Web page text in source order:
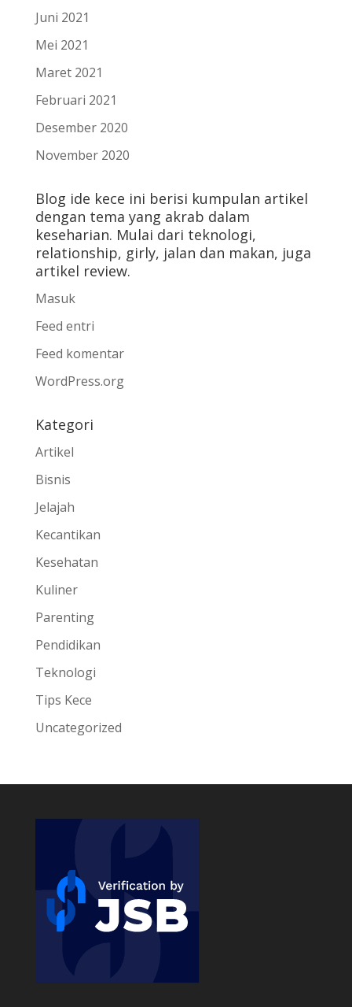
Juni 2021
Mei 2021
Maret 2021
Februari 2021
Desember 2020
November 2020
Blog ide kece ini berisi kumpulan artikel
dengan tema yang akrab dalam
keseharian. Mulai dari teknologi,
relationship, girly, jalan dan makan, juga
artikel review.
Masuk
Feed entri
Feed komentar
WordPress.org
Kategori
Artikel
Bisnis
Jelajah
Kecantikan
Kesehatan
Kuliner
Parenting
Pendidikan
Teknologi
Tips Kece
Uncategorized